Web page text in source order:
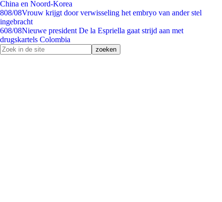
China en Noord-Korea
808/08Vrouw krijgt door verwisseling het embryo van ander stel
ingebracht
608/08Nieuwe president De la Espriella gaat strijd aan met
drugskartels Colombia